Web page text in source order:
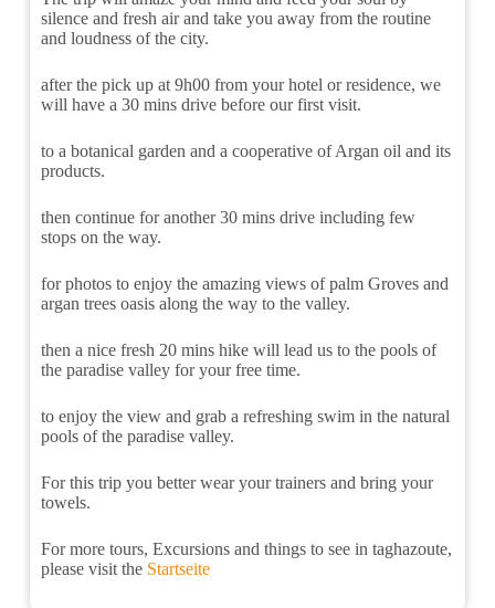
silence and fresh air and take you away from the routine
and loudness of the city.
after the pick up at 9h00 from your hotel or residence, we
will have a 30 mins drive before our first visit.
to a botanical garden and a cooperative of Argan oil and its
products.
then continue for another 30 mins drive including few
stops on the way.
for photos to enjoy the amazing views of palm Groves and
argan trees oasis along the way to the valley.
then a nice fresh 20 mins hike will lead us to the pools of
the paradise valley for your free time.
to enjoy the view and grab a refreshing swim in the natural
pools of the paradise valley.
For this trip you better wear your trainers and bring your
towels.
For more tours, Excursions and things to see in taghazoute,
please visit the Startseite